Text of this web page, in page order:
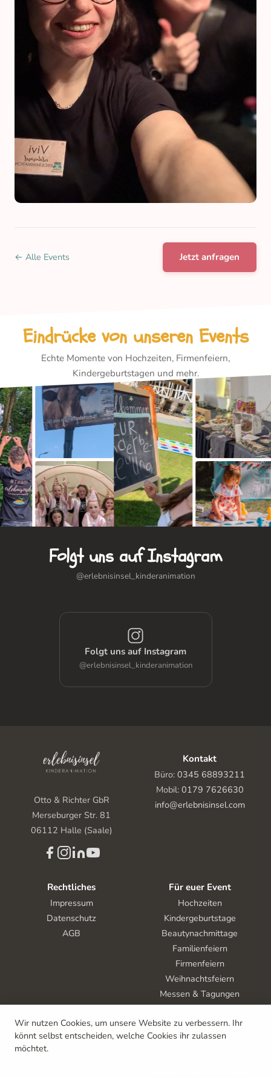
← Alle Events Jetzt anfragen
Eindrücke von unseren Events
Echte Momente von Hochzeiten, Firmenfeiern,
Kindergeburtstagen und mehr.
Folgt uns auf Instagram
@erlebnisinsel_kinderanimation
Folgt uns auf Instagram
@erlebnisinsel_kinderanimation
Otto & Richter GbR
Merseburger Str. 81
06112 Halle (Saale)
Kontakt
Büro: 0345 68893211
Mobil: 0179 7626630
info@erlebnisinsel.com
Rechtliches
Impressum
Datenschutz
AGB
Für euer Event
Hochzeiten
Kindergeburtstage
Beautynachmittage
Familienfeiern
Firmenfeiern
Weihnachtsfeiern
Messen & Tagungen
Ferienbetreuung
Tag der offenen Tür
Vereinsfeste
Wir nutzen Cookies, um unsere Website zu verbessern. Ihr
könnt selbst entscheiden, welche Cookies ihr zulassen
möchtet.